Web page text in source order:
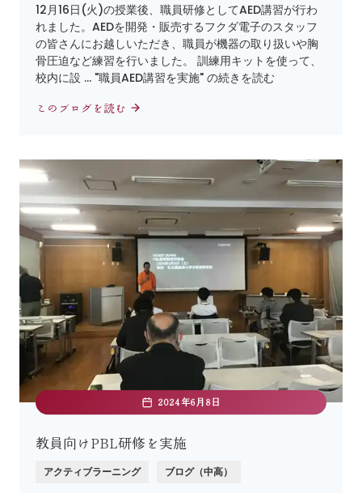
12月16日(火)の授業後、職員研修としてAED講習が行わ
れました。AEDを開発・販売するフクダ電子のスタッフ
の皆さんにお越しいただき、職員が機器の取り扱いや胸
骨圧迫など練習を行いました。 訓練用キットを使って、
校内に設 … "職員AED講習を実施" の続きを読む
このブログを読む
2024年6月8日
教員向けPBL研修を実施
アクティブラーニング ブログ（中高）